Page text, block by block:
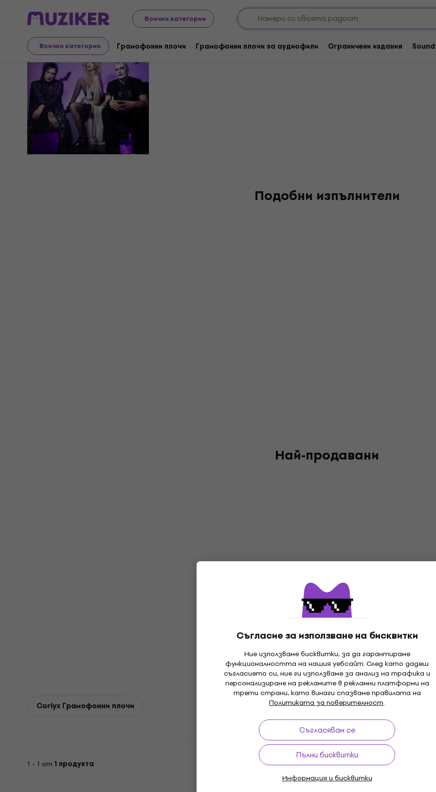
Всички категории
Всички категории Грамофонни плочи Грамофонни плочи за аудиофили Ограничени издания
Съгласие за използване на бисквитки
Ние използваме бисквитки, за да гарантираме
функционалността на нашия уебсайт. След като дадеш
съгласието си, ние ги използваме за анализ на трафика и
персонализиране на рекламите в рекламни платформи на
трети страни, като винаги спазваме правилата на
Политиката за поверителност.
Съгласявам се
Пълни бисквитки
Информация и бисквитки
Corlyx
Подобни изпълнители
Най-продавани
Corlyx Грамофонни плочи
1 - 1 от 1 продукта